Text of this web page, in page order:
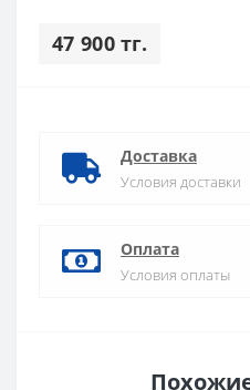
47 900 тг.
Доставка
Условия доставки
Оплата
Условия оплаты